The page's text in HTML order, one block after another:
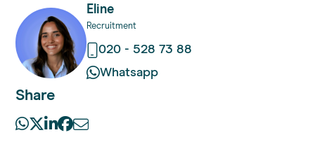
Eline
Recruitment
020 - 528 73 88
Whatsapp
Share